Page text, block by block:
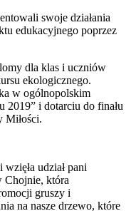
swoje działania
edukacyjnego poprzez
dla klas i uczniów
ekologicznego.
w ogólnopolskim
i dotarciu do finału
Miłości.
udział pani
Chojnie, która
gruszy i
na nasze drzewo, które